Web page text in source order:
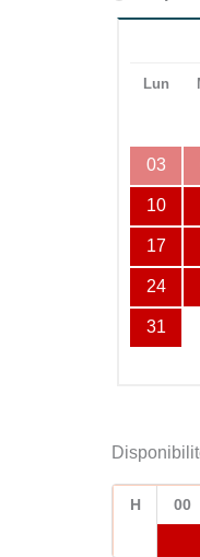
Lun
03
10
17
24
31
H 00